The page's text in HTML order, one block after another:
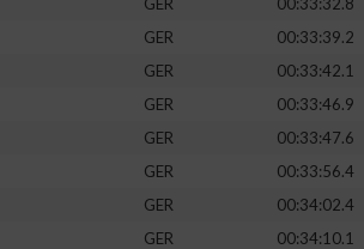
GER
00:33:39.2
GER
00:33:42.1
GER
00:33:46.9
GER
00:33:47.6
GER
00:33:56.4
GER
00:34:02.4
GER 00:34:10.1